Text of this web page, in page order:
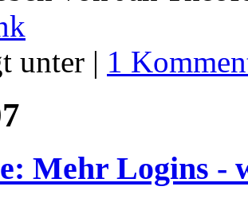
unter | 1
Mehr Logins -